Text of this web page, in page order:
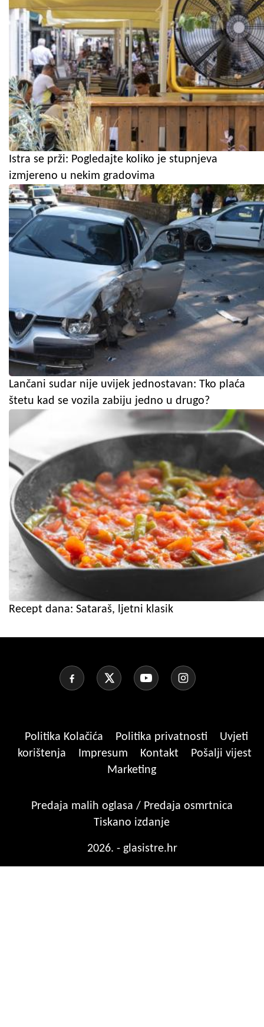
Istra se prži: Pogledajte koliko je stupnjeva
izmjereno u nekim gradovima
Lančani sudar nije uvijek jednostavan: Tko plaća
štetu kad se vozila zabiju jedno u drugo?
Recept dana: Sataraš, ljetni klasik
Politika Kolačića Politika privatnosti
Uvjeti
korištenja
Impresum Kontakt
Pošalji vijest
Marketing
Predaja malih oglasa / Predaja osmrtnica
Tiskano izdanje
2026. - glasistre.hr